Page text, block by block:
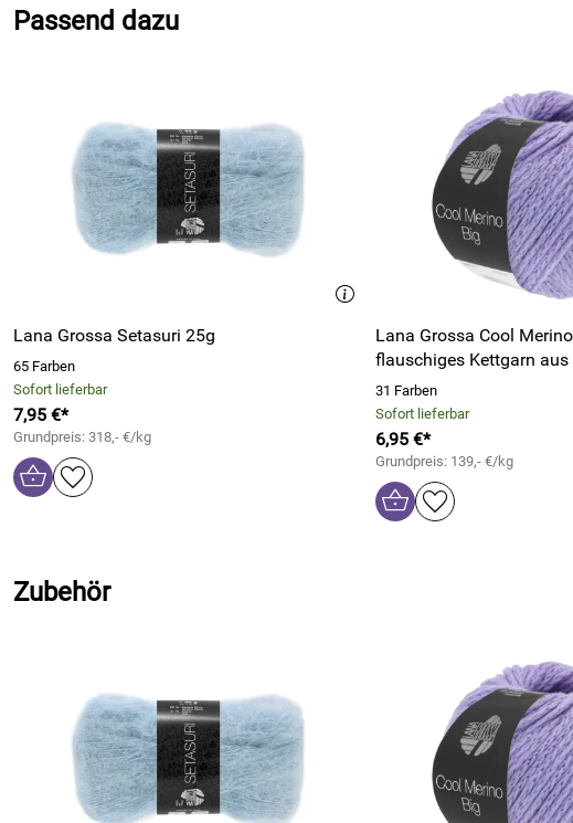
Passend dazu
Lana Grossa Setasuri 25g
65 Farben
Sofort lieferbar
7,95 €*
Grundpreis: 318,- €/kg
Lana Grossa Cool
flauschiges Kettgarn
31 Farben
Sofort lieferbar
6,95 €*
Grundpreis: 139,- €/kg
Zubehör